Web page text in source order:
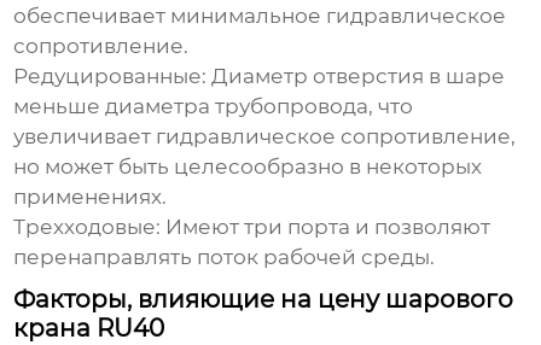
обеспечивает минимальное гидравлическое
сопротивление.
Редуцированные: Диаметр отверстия в шаре
меньше диаметра трубопровода, что
увеличивает гидравлическое сопротивление,
но может быть целесообразно в некоторых
применениях.
Трехходовые: Имеют три порта и позволяют
перенаправлять поток рабочей среды.
Факторы, влияющие на цену шарового
крана RU40